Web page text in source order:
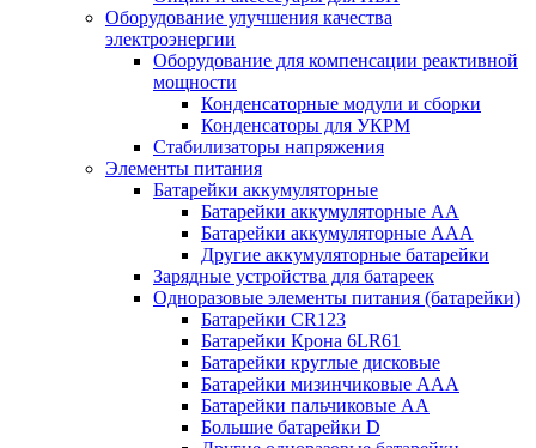
Оборудование улучшения качества
электроэнергии
Оборудование для компенсации реактивной
мощности
Конденсаторные модули и сборки
Конденсаторы для УКРМ
Стабилизаторы напряжения
Элементы питания
Батарейки аккумуляторные
Батарейки аккумуляторные АА
Батарейки аккумуляторные ААА
Другие аккумуляторные батарейки
Зарядные устройства для батареек
Одноразовые элементы питания (батарейки)
Батарейки CR123
Батарейки Крона 6LR61
Батарейки круглые дисковые
Батарейки мизинчиковые ААА
Батарейки пальчиковые АА
Большие батарейки D